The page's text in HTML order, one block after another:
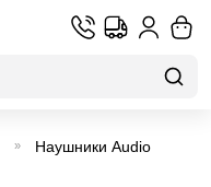
»
Наушники Audio